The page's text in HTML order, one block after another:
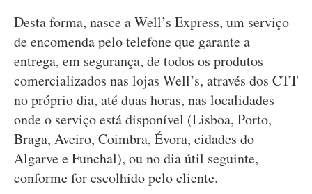
Desta forma, nasce a Well’s Express, um serviço
de encomenda pelo telefone que garante a
entrega, em segurança, de todos os produtos
comercializados nas lojas Well’s, através dos CTT
no próprio dia, até duas horas, nas localidades
onde o serviço está disponível (Lisboa, Porto,
Braga, Aveiro, Coimbra, Évora, cidades do
Algarve e Funchal), ou no dia útil seguinte,
conforme for escolhido pelo cliente.